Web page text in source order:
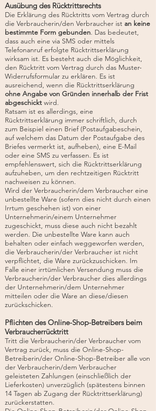
Ausübung des Rücktrittsrechts
Die Erklärung des Rücktritts vom Vertrag durch
die Verbraucherin/den Verbraucher ist an keine
bestimmte Form gebunden. Das bedeutet,
dass auch eine via SMS oder mittels
Telefonanruf erfolgte Rücktrittserklärung
wirksam ist. Es besteht auch die Möglichkeit,
den Rücktritt vom Vertrag durch das Muster-
Widerrufsformular zu erklären. Es ist
ausreichend, wenn die Rücktrittserklärung
ohne Angabe von Gründen innerhalb der Frist
abgeschickt wird.
Ratsam ist es allerdings, eine
Rücktrittserklärung immer schriftlich, durch
zum Beispiel einen Brief (Postaufgabeschein,
auf welchem das Datum der Postaufgabe des
Briefes vermerkt ist, aufheben), eine E-Mail
oder eine SMS zu verfassen. Es ist
empfehlenswert, sich die Rücktrittserklärung
aufzuheben, um den rechtzeitigen Rücktritt
nachweisen zu können.
Wird der Verbraucherin/dem Verbraucher eine
unbestellte Ware (sofern dies nicht durch einen
Irrtum geschehen ist) von einer
Unternehmerin/einem Unternehmer
zugeschickt, muss diese auch nicht bezahlt
werden. Die unbestellte Ware kann auch
behalten oder einfach weggeworfen werden,
die Verbraucherin/der Verbraucher ist nicht
verpflichtet, die Ware zurückzuschicken. Im
Falle einer irrtümlichen Versendung muss die
Verbraucherin/der Verbraucher dies allerdings
der Unternehmerin/dem Unternehmer
mitteilen oder die Ware an diese/diesen
zurückschicken.
Pflichten des Online-Shop-Betreibers beim
Verbraucherrücktritt
Tritt die Verbraucherin/der Verbraucher vom
Vertrag zurück, muss die Online-Shop-
Betreiberin/der Online-Shop-Betreiber alle von
der Verbraucherin/dem Verbraucher
geleisteten Zahlungen (einschließlich der
Lieferkosten) unverzüglich (spätestens binnen
14 Tagen ab Zugang der Rücktrittserklärung)
zurückerstatten.